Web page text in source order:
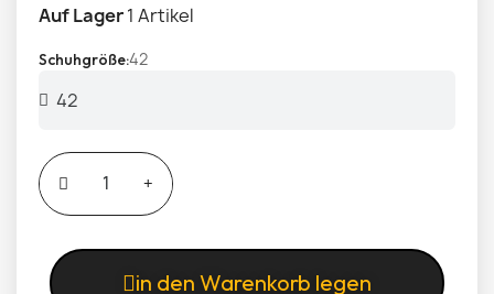
Auf Lager1 Artikel
Schuhgröße42
in den Warenkorb legen